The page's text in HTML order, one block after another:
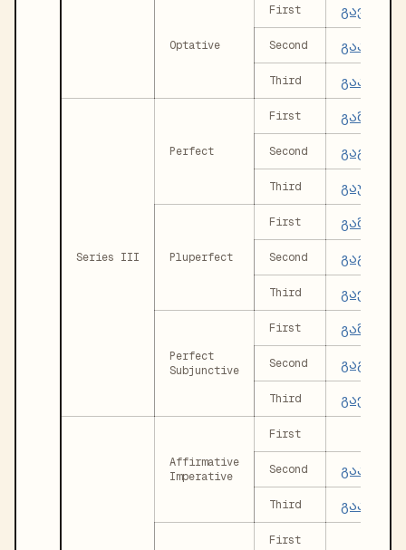
Optative
First
Second
Third
Series III
Perfect
First
Second
Third
Pluperfect
First
Second
Third
Perfect
Subjunctive
First
Second
Third
Affirmative
Imperative
First
Second
Third
First